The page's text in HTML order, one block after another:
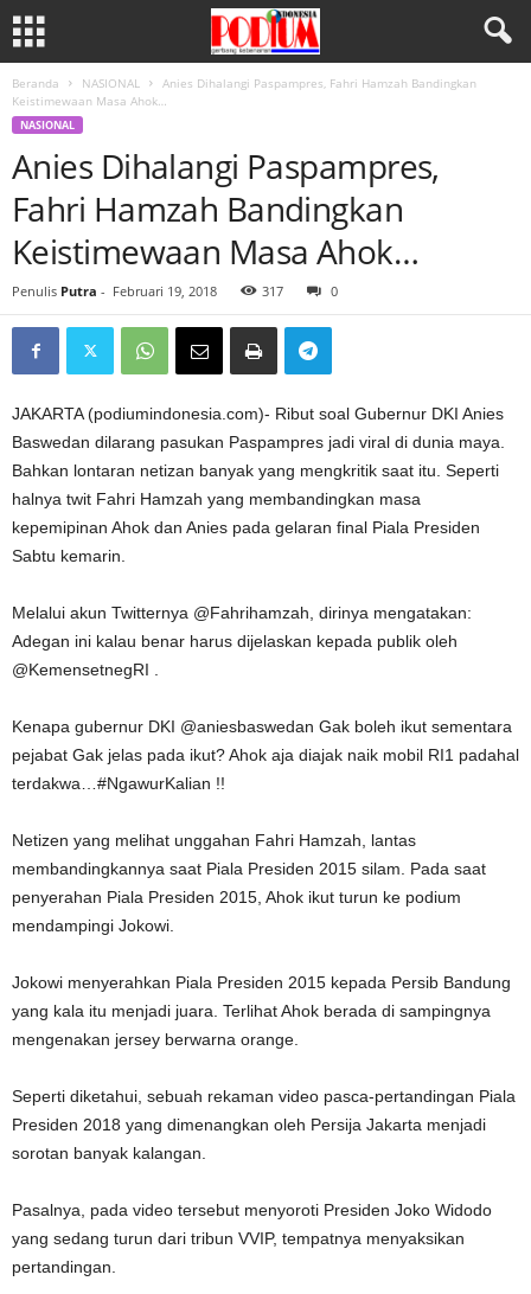
Beranda NASIONAL
Anies Dihalangi Paspampres, Fahri Hamzah Bandingkan
Keistimewaan Masa Ahok…
NASIONAL
Anies Dihalangi Paspampres,
Fahri Hamzah Bandingkan
Keistimewaan Masa Ahok…
Penulis Putra - Februari 19, 2018 317 0
JAKARTA (podiumindonesia.com)- Ribut soal Gubernur DKI Anies
Baswedan dilarang pasukan Paspampres jadi viral di dunia maya.
Bahkan lontaran netizan banyak yang mengkritik saat itu. Seperti
halnya twit Fahri Hamzah yang membandingkan masa
kepemipinan Ahok dan Anies pada gelaran final Piala Presiden
Sabtu kemarin.
Melalui akun Twitternya @Fahrihamzah, dirinya mengatakan:
Adegan ini kalau benar harus dijelaskan kepada publik oleh
@KemensetnegRI .
Kenapa gubernur DKI @aniesbaswedan Gak boleh ikut sementara
pejabat Gak jelas pada ikut? Ahok aja diajak naik mobil RI1 padahal
terdakwa…#NgawurKalian !!
Netizen yang melihat unggahan Fahri Hamzah, lantas
membandingkannya saat Piala Presiden 2015 silam. Pada saat
penyerahan Piala Presiden 2015, Ahok ikut turun ke podium
mendampingi Jokowi.
Jokowi menyerahkan Piala Presiden 2015 kepada Persib Bandung
yang kala itu menjadi juara. Terlihat Ahok berada di sampingnya
mengenakan jersey berwarna orange.
Seperti diketahui, sebuah rekaman video pasca-pertandingan Piala
Presiden 2018 yang dimenangkan oleh Persija Jakarta menjadi
sorotan banyak kalangan.
Pasalnya, pada video tersebut menyoroti Presiden Joko Widodo
yang sedang turun dari tribun VVIP, tempatnya menyaksikan
pertandingan.